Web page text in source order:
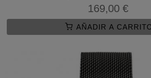
169,00 €
AÑADIR A